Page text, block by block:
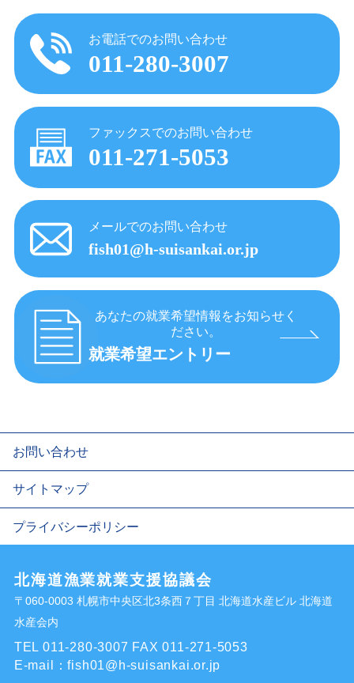
お電話でのお問い合わせ
011-280-3007
ファックスでのお問い合わせ
011-271-5053
メールでのお問い合わせ
fish01@h-suisankai.or.jp
あなたの就業希望情報をお知らせく
ださい。
就業希望エントリー
お問い合わせ
サイトマップ
プライバシーポリシー
北海道漁業就業支援協議会
〒060-0003 札幌市中央区北3条西７丁目 北海道水産ビル 北海道
水産会内
TEL 011-280-3007 FAX 011-271-5053
E-mail：fish01@h-suisankai.or.jp